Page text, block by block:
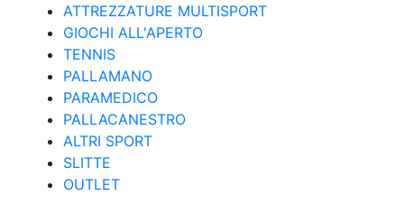
ATTREZZATURE MULTISPORT
GIOCHI ALL'APERTO
TENNIS
PALLAMANO
PARAMEDICO
PALLACANESTRO
ALTRI SPORT
SLITTE
OUTLET